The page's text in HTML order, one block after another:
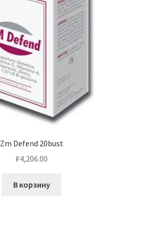
Zm Defend 20bust
₽4,206.00
В корзину